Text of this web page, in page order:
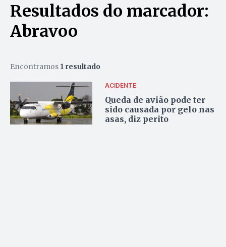
Resultados do marcador:
Abravoo
Encontramos 1 resultado
ACIDENTE
Queda de avião pode ter
sido causada por gelo nas
asas, diz perito